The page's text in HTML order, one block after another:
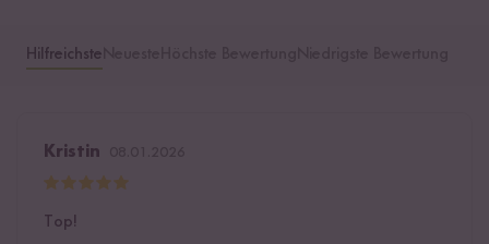
Hilfreichste
Kristin
Top!